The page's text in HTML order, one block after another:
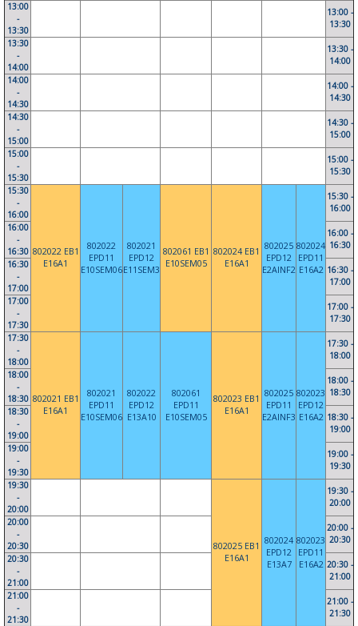
13:00
-
13:30
13:00 -
13:30
13:30
-
14:00
13:30 -
14:00
14:00
-
14:30
14:00 -
14:30
14:30
-
15:00
14:30 -
15:00
15:00
-
15:30
15:00 -
15:30
15:30
-
16:00
802022 EB1
E16A1
802022
EPD11
E10SEM06
802021
EPD12
E11SEM3
802061 EB1
E10SEM05
802024 EB1
E16A1
802025
EPD12
E2AINF2
802024
EPD11
E16A2
15:30 -
16:00
16:00
-
16:30
16:00 -
16:30
16:30
-
17:00
16:30 -
17:00
17:00
-
17:30
17:00 -
17:30
17:30
-
18:00
802021 EB1
E16A1
802021
EPD11
E10SEM06
802022
EPD12
E13A10
802061
EPD11
E10SEM05
802023 EB1
E16A1
802025
EPD11
E2AINF3
802023
EPD12
E16A2
17:30 -
18:00
18:00
-
18:30
18:00 -
18:30
18:30
-
19:00
18:30 -
19:00
19:00
-
19:30
19:00 -
19:30
19:30
-
20:00
802025 EB1
E16A1
802024
EPD12
E13A7
802023
EPD11
E16A2
19:30 -
20:00
20:00
-
20:30
20:00 -
20:30
20:30
-
21:00
20:30 -
21:00
21:00
-
21:30
21:00 -
21:30